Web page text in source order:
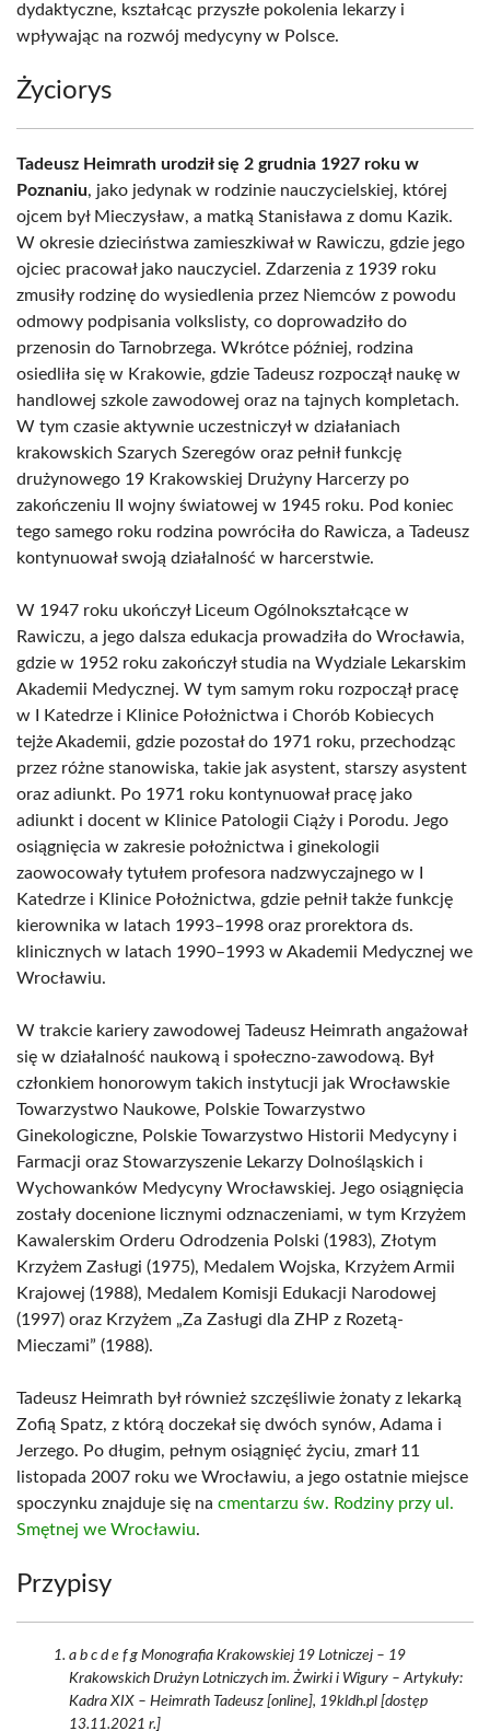
dydaktyczne, kształcąc przyszłe pokolenia lekarzy i
wpływając na rozwój medycyny w Polsce.
Życiorys
Tadeusz Heimrath urodził się 2 grudnia 1927 roku w
Poznaniu, jako jedynak w rodzinie nauczycielskiej, której
ojcem był Mieczysław, a matką Stanisława z domu Kazik.
W okresie dzieciństwa zamieszkiwał w Rawiczu, gdzie jego
ojciec pracował jako nauczyciel. Zdarzenia z 1939 roku
zmusiły rodzinę do wysiedlenia przez Niemców z powodu
odmowy podpisania volkslisty, co doprowadziło do
przenosin do Tarnobrzega. Wkrótce później, rodzina
osiedliła się w Krakowie, gdzie Tadeusz rozpoczął naukę w
handlowej szkole zawodowej oraz na tajnych kompletach.
W tym czasie aktywnie uczestniczył w działaniach
krakowskich Szarych Szeregów oraz pełnił funkcję
drużynowego 19 Krakowskiej Drużyny Harcerzy po
zakończeniu II wojny światowej w 1945 roku. Pod koniec
tego samego roku rodzina powróciła do Rawicza, a Tadeusz
kontynuował swoją działalność w harcerstwie.
W 1947 roku ukończył Liceum Ogólnokształcące w
Rawiczu, a jego dalsza edukacja prowadziła do Wrocławia,
gdzie w 1952 roku zakończył studia na Wydziale Lekarskim
Akademii Medycznej. W tym samym roku rozpoczął pracę
w I Katedrze i Klinice Położnictwa i Chorób Kobiecych
tejże Akademii, gdzie pozostał do 1971 roku, przechodząc
przez różne stanowiska, takie jak asystent, starszy asystent
oraz adiunkt. Po 1971 roku kontynuował pracę jako
adiunkt i docent w Klinice Patologii Ciąży i Porodu. Jego
osiągnięcia w zakresie położnictwa i ginekologii
zaowocowały tytułem profesora nadzwyczajnego w I
Katedrze i Klinice Położnictwa, gdzie pełnił także funkcję
kierownika w latach 1993–1998 oraz prorektora ds.
klinicznych w latach 1990–1993 w Akademii Medycznej we
Wrocławiu.
W trakcie kariery zawodowej Tadeusz Heimrath angażował
się w działalność naukową i społeczno-zawodową. Był
członkiem honorowym takich instytucji jak Wrocławskie
Towarzystwo Naukowe, Polskie Towarzystwo
Ginekologiczne, Polskie Towarzystwo Historii Medycyny i
Farmacji oraz Stowarzyszenie Lekarzy Dolnośląskich i
Wychowanków Medycyny Wrocławskiej. Jego osiągnięcia
zostały docenione licznymi odznaczeniami, w tym Krzyżem
Kawalerskim Orderu Odrodzenia Polski (1983), Złotym
Krzyżem Zasługi (1975), Medalem Wojska, Krzyżem Armii
Krajowej (1988), Medalem Komisji Edukacji Narodowej
(1997) oraz Krzyżem „Za Zasługi dla ZHP z Rozetą-
Mieczami” (1988).
Tadeusz Heimrath był również szczęśliwie żonaty z lekarką
Zofią Spatz, z którą doczekał się dwóch synów, Adama i
Jerzego. Po długim, pełnym osiągnięć życiu, zmarł 11
listopada 2007 roku we Wrocławiu, a jego ostatnie miejsce
spoczynku znajduje się na cmentarzu św. Rodziny przy ul.
Smętnej we Wrocławiu.
Przypisy
a b c d e f g Monografia Krakowskiej 19 Lotniczej – 19
Krakowskich Drużyn Lotniczych im. Żwirki i Wigury – Artykuły:
Kadra XIX – Heimrath Tadeusz [online], 19kldh.pl [dostęp
13.11.2021 r.]